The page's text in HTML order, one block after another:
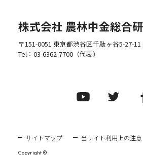
株式会社 農林中金総合
〒151-0051 東京都渋谷区千駄ヶ谷5-27-
Tel： 03-6362-7700（代表）
サイトマップ 当サイト利用上の注意
Copyright ©